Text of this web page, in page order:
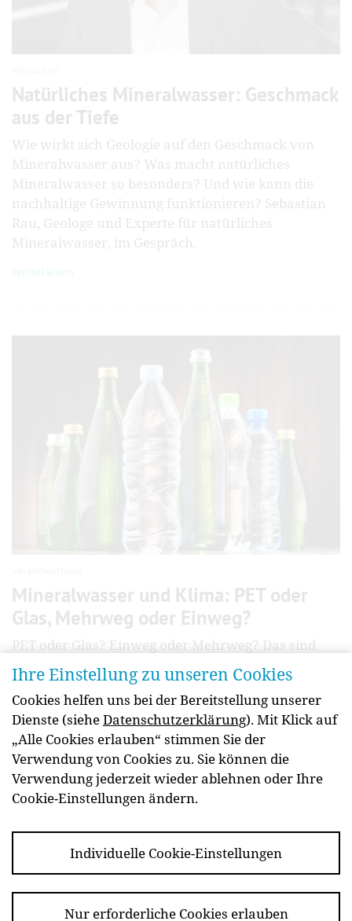
Natürliches Mineralwasser: Geschmack
aus der Tiefe
Wie wirkt sich Geologie auf den Geschmack von
Mineralwasser aus? Was macht natürliches
Mineralwasser so besonders? Und wie kann die
nachhaltige Gewinnung funktionieren? Sebastian
Rau, Geologe und Experte für natürliches
Mineralwasser, im Gespräch.
weiterlesen
Mineralwasser und Klima: PET oder
Glas, Mehrweg oder Einweg?
PET oder Glas? Einweg oder Mehrweg? Das sind
Fragen, die sich Konsumentinnen und
Konsumenten beim Kauf von Mineralwasser
stellen. Denn neben ihrer Funktion spielt auch die
Ökobilanz der Verpackungen eine Rolle. Lesen Sie,
wie Sie die passende Wahl treffen.
weiterlesen
Impressum
Barrierefreiheit Datenschutz
Essen Sie
Ihre Einstellung zu unseren Cookies
Cookies helfen uns bei der Bereitstellung unserer
Dienste (sieheDatenschutzerklärung). Mit Klick auf
„Alle Cookies erlauben“ stimmen Sie der
Verwendung von Cookies zu. Sie können die
Verwendung jederzeit wieder ablehnen oder Ihre
Cookie-Einstellungen ändern.
Individuelle Cookie-Einstellungen
Nur erforderliche Cookies erlauben